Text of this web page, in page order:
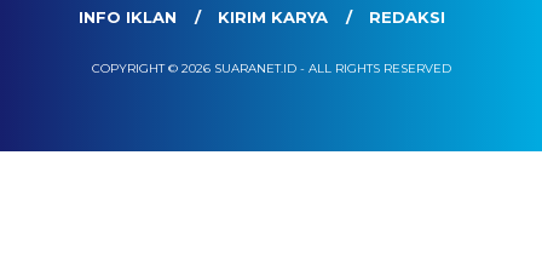
INFO IKLAN KIRIM KARYA REDAKSI
COPYRIGHT © 2026 SUARANET.ID - ALL RIGHTS RESERVED